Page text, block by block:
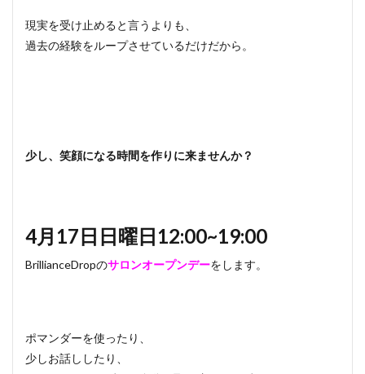
現実を受け止めると言うよりも、
過去の経験をループさせているだけだから。
少し、笑顔になる時間を作りに来ませんか？
4月17日日曜日12:00~19:00
BrillianceDropのサロンオープンデーをします。
ポマンダーを使ったり、
少しお話ししたり、